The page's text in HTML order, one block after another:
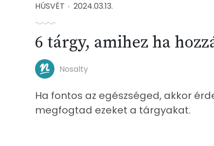
HÚSVÉT 2024.03.13.
6 tárgy, amihez ha
Nosalty
Ha fontos az egészséged, akkor
megfogtad ezeket a tárgyakat.